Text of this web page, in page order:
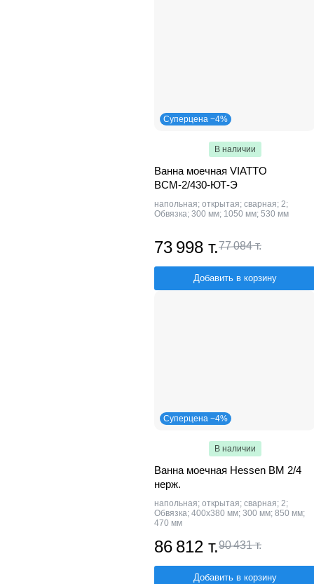
Суперцена −4%
В наличии
Ванна моечная VIATTO
ВСМ-2/430-ЮТ-Э
напольная; открытая; сварная; 2;
Обвязка; 300 мм; 1050 мм; 530 мм
73 998 т.77 084 т.
Добавить в корзину
Суперцена −4%
В наличии
Ванна моечная Hessen ВМ 2/4
нерж.
напольная; открытая; сварная; 2;
Обвязка; 400х380 мм; 300 мм; 850 мм;
470 мм
86 812 т.90 431 т.
Добавить в корзину